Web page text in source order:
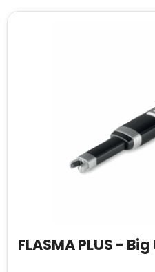
FLASMA PLUS -